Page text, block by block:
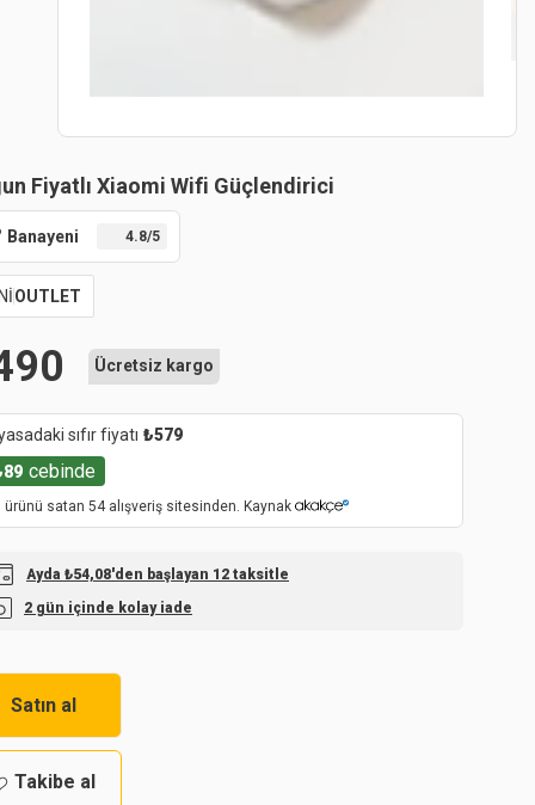
Fiyatlı Xiaomi Wifi Güçlendirici
Banayeni 4.8/5
OUTLET
Ücretsiz kargo
sıfır fiyatı ₺579
89 cebinde
ürünü satan 54 alışveriş sitesinden. Kaynak
Ayda ₺54,08'den başlayan 12 taksitle
2 gün içinde kolay iade
Satın al
Takibe al